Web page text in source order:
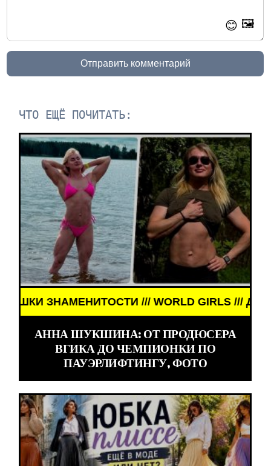
😊 🖼️
Отправить комментарий
ЧТО ЕЩЁ ПОЧИТАТЬ:
/// WORLD GIRLS /// ДЕВУШКИ
АННА ШУКШИНА: ОТ ПРОДЮСЕРА
ВГИКА ДО ЧЕМПИОНКИ ПО
ПАУЭРЛИФТИНГУ, ФОТО